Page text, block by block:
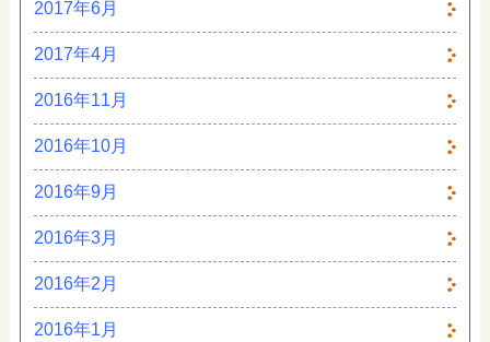
2017年6月
2017年4月
2016年11月
2016年10月
2016年9月
2016年3月
2016年2月
2016年1月